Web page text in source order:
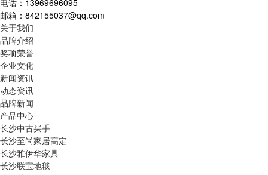
电话：13969696095
邮箱：842155037@qq.com
关于我们
品牌介绍
奖项荣誉
企业文化
新闻资讯
动态资讯
品牌新闻
产品中心
长沙中古买手
长沙至尚家居高定
长沙雅伊华家具
长沙联宝地毯